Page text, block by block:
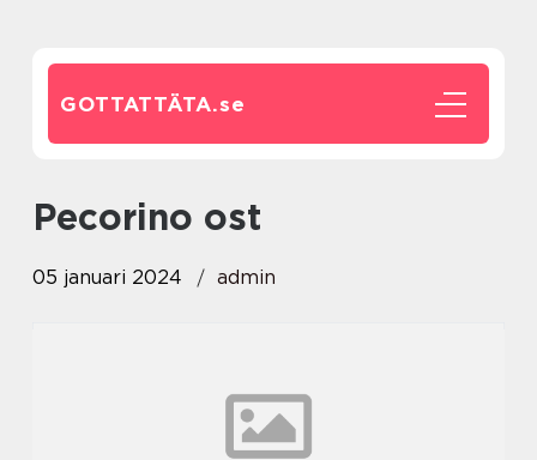
GOTTATTÄTA.se
pecorino ost
05 januari 2024 admin